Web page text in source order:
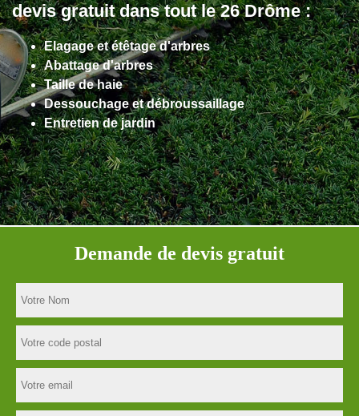
devis gratuit dans tout le 26 Drôme :
Elagage et étêtage d'arbres
Abattage d'arbres
Taille de haie
Dessouchage et débroussaillage
Entretien de jardin
Demande de devis gratuit